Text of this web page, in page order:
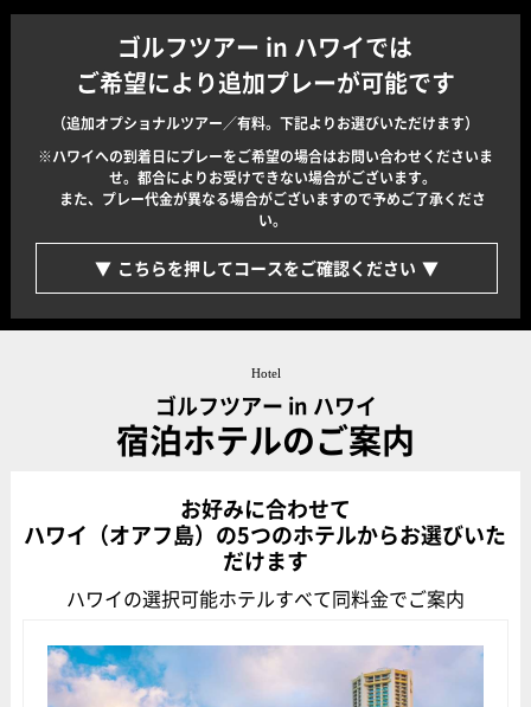
ゴルフツアー in ハワイでは
ご希望により追加プレーが可能です
（追加オプショナルツアー／有料。下記よりお選びいただけます）
ハワイへの到着日にプレーをご希望の場合はお問い合わせくださいま
せ。都合によりお受けできない場合がございます。
また、プレー代金が異なる場合がございますので予めご了承くださ
い。
こちらを押してコースをご確認ください
Hotel
ゴルフツアー in ハワイ
宿泊ホテルのご案内
お好みに合わせて
ハワイ（オアフ島）の5つのホテルからお選びいた
だけます
ハワイの選択可能ホテルすべて同料金でご案内